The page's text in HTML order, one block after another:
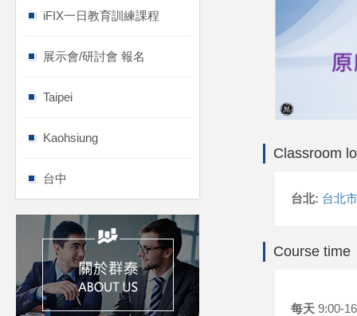
iFIX一日教育訓練課程
展示會/研討會 報名
Taipei
Kaohsiung
台中
Classroom
台北: 台北
Course time
每天 9:00-